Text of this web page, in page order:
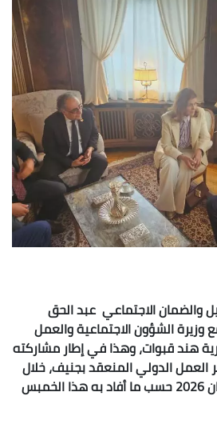
والضمان الاجتماعي عبد الحق
الشؤون الاجتماعية والعمل
هند قبوات، وهذا في إطار مشاركته
114 لمؤتمر العمل الدولي المنعقد بجنيف، خلال
الفترة من 01 إلى 12 جوان 2026 حسب ما أفاد به هذا الخمبس